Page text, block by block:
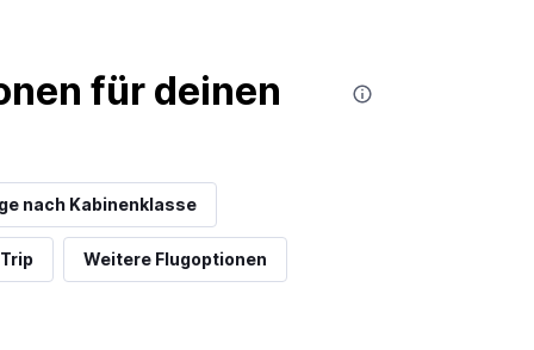
für deinen
nach Kabinenklasse
Weitere Flugoptionen